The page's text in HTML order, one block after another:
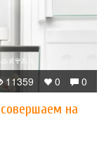
0
0
11359
на